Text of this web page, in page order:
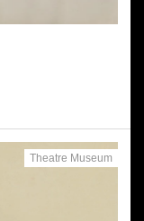
Theatre Museum